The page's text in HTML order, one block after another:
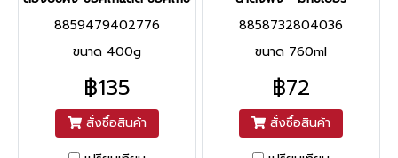
8859479402776
ขนาด 400g
฿135
สั่งซื้อสินค้า
8858732804036
ขนาด 760ml
฿72
สั่งซื้อสินค้า